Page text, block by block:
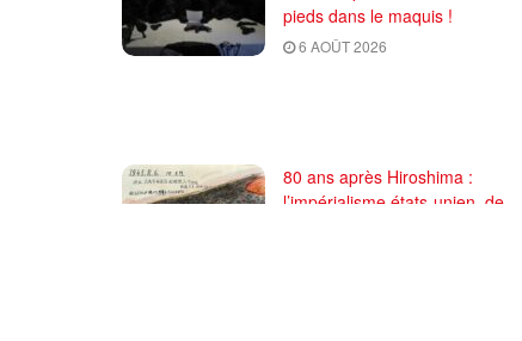
pieds dans le maquis !
6 AOÛT 2026
80 ans après Hiroshima :
l’impérialisme états-unien, de